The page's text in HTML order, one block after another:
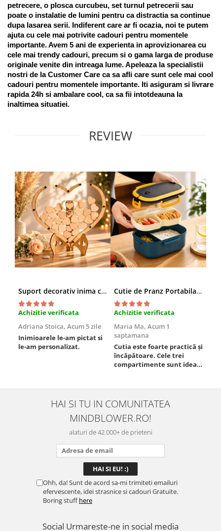
petrecere, o plosca curcubeu, set turnul petrecerii sau
poate o instalatie de lumini pentru ca distractia sa continue
dupa lasarea serii. Indiferent care ar fi ocazia, noi te putem
ajuta cu cele mai potrivite cadouri pentru momentele
importante. Avem 5 ani de experienta in aprovizionarea cu
cele mai trendy cadouri, precum si o gama larga de produse
originale venite din intreaga lume. Apeleaza la specialistii
nostri de la Customer Care ca sa afli care sunt cele mai cool
cadouri pentru momentele importante. Iti asiguram si livrare
rapida 24h si ambalare cool, ca sa fii intotdeauna la
inaltimea situatiei.
REVIEW
Suport decorativ inima cu mesaje, Cadou cu suflet
Achizitie verificata
Adriana Stoica, Acum 5 zile
Inimioarele le-am pictat si
le-am personalizat.
Cutie de Pranz Portabila cu Compartimente
Achizitie verificata
Maria Ma, Acum 1
saptamana
Cutia este foarte practică și
încăpătoare. Cele trei
compartimente sunt ideale
este sigură, fără scurgeri. O
folosesc aproape zilnic la
serviciu și sunt foarte
mulțumită.
HAI SI TU IN COMUNITATEA
MINDBLOWER.RO!
alaturi de 42.000+ de prieteni
Ohh, da! Sunt de acord sa-mi trimiteti emailuri
efervescente, idei strasnice si cadouri Gratuite.
Boring stuffhere
Social Urmareste-ne in social media